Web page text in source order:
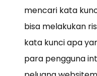
mencari kata
bisa melakukan
kata kunci apa
para pengguna